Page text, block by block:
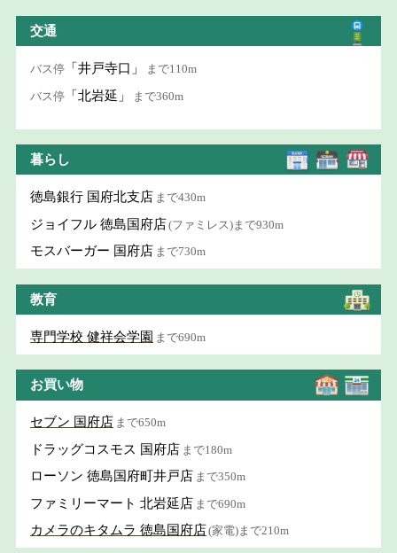
交通
バス停 「井戸寺口」 まで110m
バス停 「北岩延」 まで360m
暮らし
徳島銀行 国府北支店 まで430m
ジョイフル 徳島国府店(ファミレス)まで930m
モスバーガー 国府店 まで730m
教育
専門学校 健祥会学園 まで690m
お買い物
セブン 国府店 まで650m
ドラッグコスモス 国府店 まで180m
ローソン 徳島国府町井戸店 まで350m
ファミリーマート 北岩延店 まで690m
カメラのキタムラ 徳島国府店(家電)まで210m